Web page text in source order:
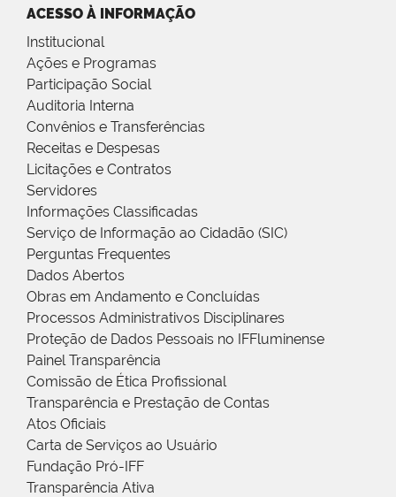
ACESSO À INFORMAÇÃO
Institucional
Ações e Programas
Participação Social
Auditoria Interna
Convênios e Transferências
Receitas e Despesas
Licitações e Contratos
Servidores
Informações Classificadas
Serviço de Informação ao Cidadão (SIC)
Perguntas Frequentes
Dados Abertos
Obras em Andamento e Concluídas
Processos Administrativos Disciplinares
Proteção de Dados Pessoais no IFFluminense
Painel Transparência
Comissão de Ética Profissional
Transparência e Prestação de Contas
Atos Oficiais
Carta de Serviços ao Usuário
Fundação Pró-IFF
Transparência Ativa